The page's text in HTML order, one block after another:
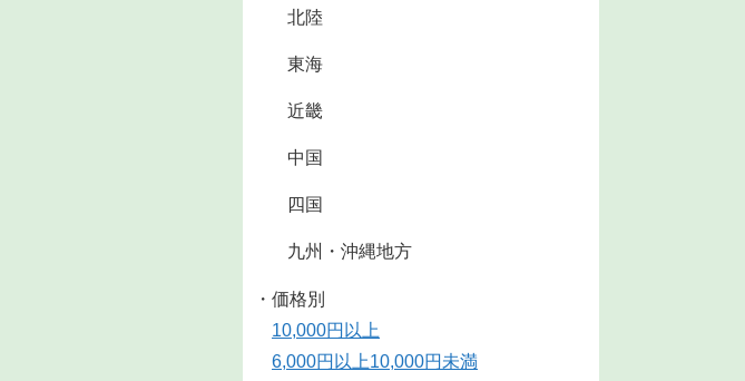
北陸
東海
近畿
中国
四国
九州・沖縄地方
・価格別
10,000円以上
6,000円以上10,000円未満